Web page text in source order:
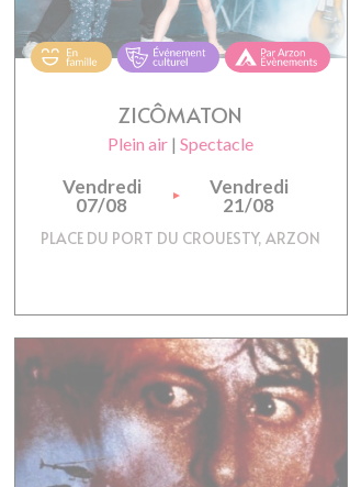
ZICÔMATON
Plein air | Spectacle
Vendredi
07/08
Vendredi
21/08
PLACE DU PORT DU CROUESTY, ARZON